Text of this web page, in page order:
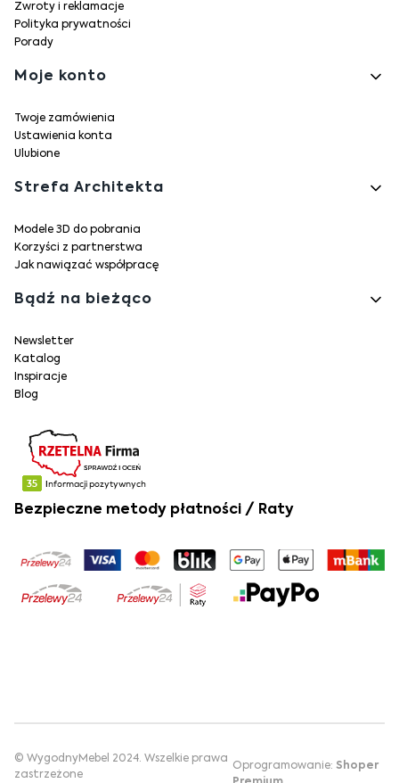
Zwroty i reklamacje
Polityka prywatności
Porady
Moje konto
Twoje zamówienia
Ustawienia konta
Ulubione
Strefa Architekta
Modele 3D do pobrania
Korzyści z partnerstwa
Jak nawiązać współpracę
Bądź na bieżąco
Newsletter
Katalog
Inspiracje
Blog
Bezpieczne metody płatności / Raty
© WygodnyMebel 2024. Wszelkie prawa
zastrzeżone
Oprogramowanie: Shoper